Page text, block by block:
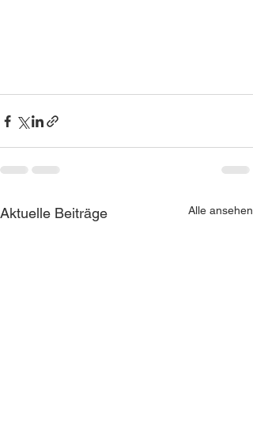
Aktuelle Beiträge Alle ansehen